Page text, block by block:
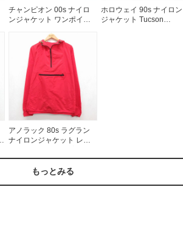
チャンピオン 00s ナイロ
ンジャケット ワンポイン
相当 | 古着
ホロウェイ 90s ナイロン
ジャケット Tucson
アノラック 80s ラグラン
ナイロンジャケット レッ
もっとみる